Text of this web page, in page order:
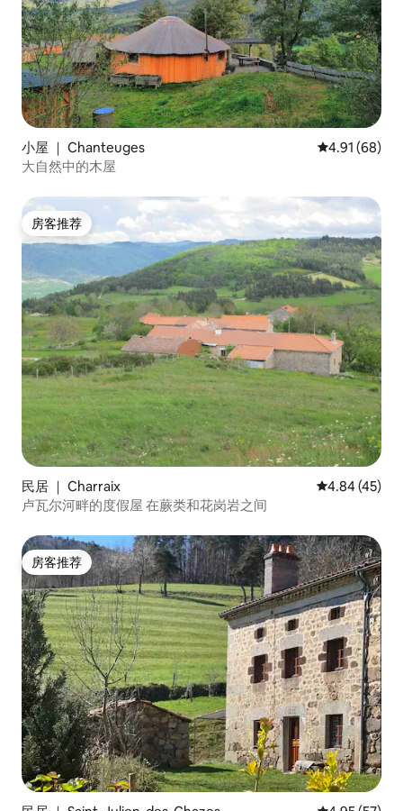
小屋 ｜ Chanteuges 平均评分
4.91 (68)
大自然中的木屋
房客推荐
房客推荐
民居 ｜ Charraix 平均评分
4.84 (45)
卢瓦尔河畔的度假屋 在蕨类和花岗岩之间
房客推荐
房客推荐